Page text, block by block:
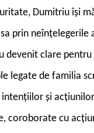
Dumitriu își
prin
devenit clare
legate de familia
și
coroborate cu